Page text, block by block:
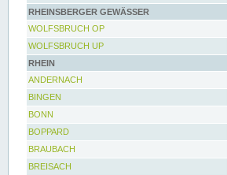
RHEINSBERGER GEWÄSSER
WOLFSBRUCH OP
WOLFSBRUCH UP
RHEIN
ANDERNACH
BINGEN
BONN
BOPPARD
BRAUBACH
BREISACH